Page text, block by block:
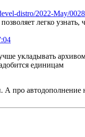
distro/2022-May/
легко узнать,
укладывать
единицам
про автодополнение